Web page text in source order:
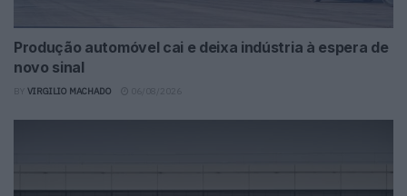
Produção automóvel cai e deixa indústria à espera de
novo sinal
VIRGILIO MACHADO